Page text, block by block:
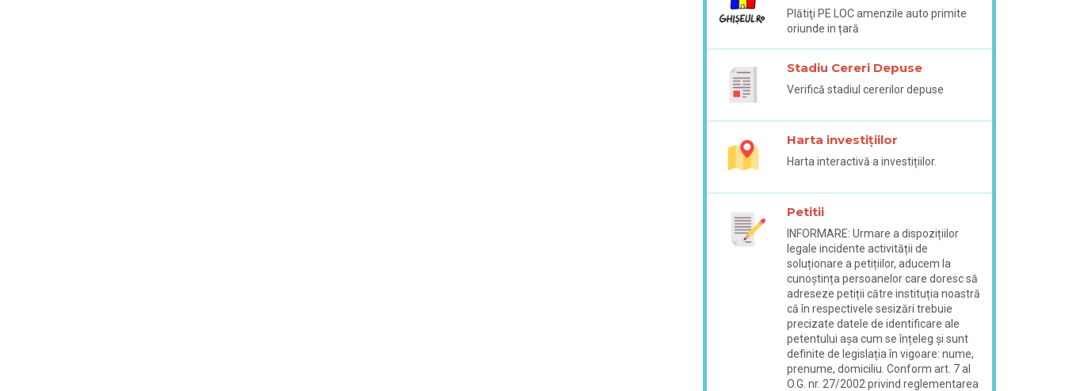
Plătiţi PE LOC amenzile auto primite
oriunde in țară
Stadiu Cereri Depuse
Verifică stadiul cererilor depuse
Harta investițiilor
Harta interactivă a investițiilor.
Petitii
INFORMARE: Urmare a dispozițiilor
legale incidente activității de
soluționare a petițiilor, aducem la
cunoștința persoanelor care doresc să
adreseze petiții către instituția noastră
că în respectivele sesizări trebuie
precizate datele de identificare ale
petentului așa cum se înțeleg și sunt
definite de legislația în vigoare: nume,
prenume, domiciliu. Conform art. 7 al
O.G. nr. 27/2002 privind reglementarea